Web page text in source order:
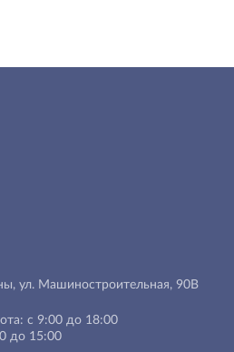
, ул. Машиностроительная, 90B
с 9:00 до 18:00
до 15:00